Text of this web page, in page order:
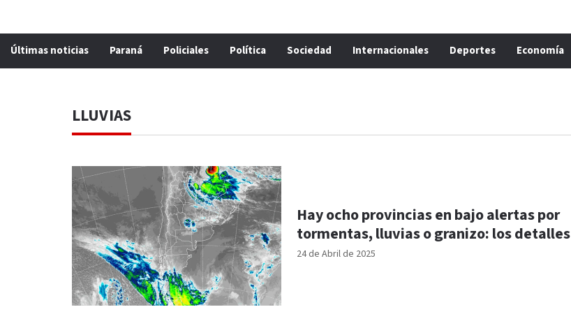
Últimas noticias Paraná Policiales Política Sociedad Internacionales Deportes Economía
LLUVIAS
24 de Abril de 2025
Hay ocho provincias en bajo alertas por
tormentas, lluvias o granizo: los detalles